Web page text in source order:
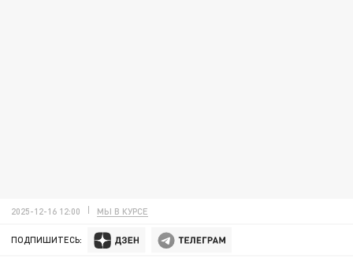
2025-12-16 12:00 МЫ В КУРСЕ
ПОДПИШИТЕСЬ: